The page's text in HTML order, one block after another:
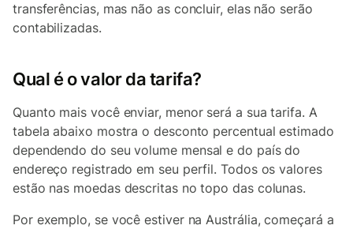
transferências, mas não as concluir, elas não serão
contabilizadas.
Qual é o valor da tarifa?
Quanto mais você enviar, menor será a sua tarifa. A
tabela abaixo mostra o desconto percentual estimado
dependendo do seu volume mensal e do país do
endereço registrado em seu perfil. Todos os valores
estão nas moedas descritas no topo das colunas.
Por exemplo, se você estiver na Austrália, começará a